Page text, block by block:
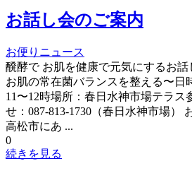
お話し会のご案内
お便り ニュース
醗酵で お肌を健康で元気にするお
お肌の常在菌バランスを整える〜
11〜12時場所：春日水神市場テラス
せ：087-813-1730（春日水神市場）
高松市にあ ...
0
続きを見る